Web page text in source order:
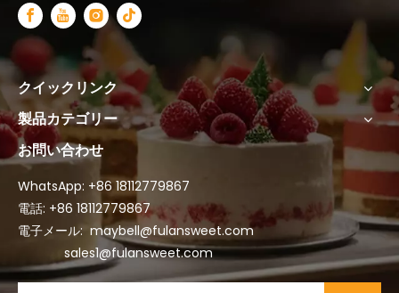
クイックリンク
製品カテゴリー
お問い合わせ
WhatsApp: +86 18112779867
電話: +86 18112779867
電子メール: maybell@fulansweet.com
sales1@fulansweet.com